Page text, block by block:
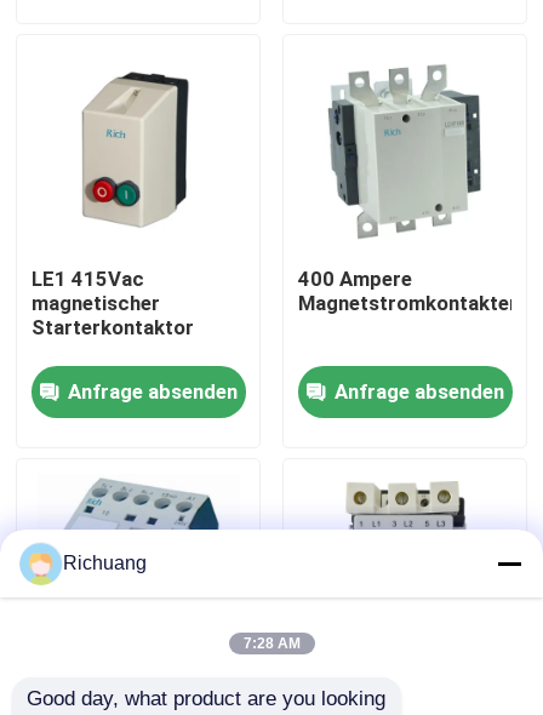
Produkte
Qualitätskontrolle
Treten Sie mit uns in Verbindung
Fordern Sie ein Zitat
Industrielle Automatisierungsprodukte
plc-Kabel und -verbindungsstücke
LE1 415Vac
magnetischer
Starterkontaktor
Anfrage absenden
400 Ampere
Magnetstromkontakter
Anfrage absenden
LC1-K OEM 3TF
Richuang
7:28 AM
Good day, what product are you looking